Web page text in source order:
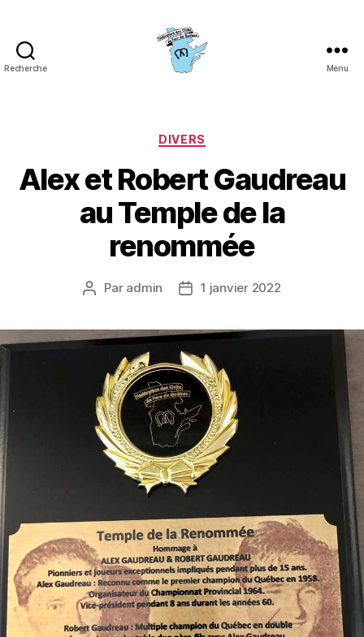
Recherche
de
du
Québec
(FCFQ)
Menu
Catégories
DIVERS
Alex et Robert Gaudreau
au Temple de la
renommée
Auteur
Par admin
Date1 janvier 2022